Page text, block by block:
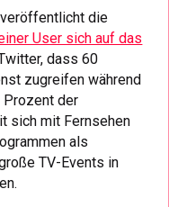
die
User sich auf das
dass 60
zugreifen während
Prozent der
sich mit Fernsehen
als
TV-Events in